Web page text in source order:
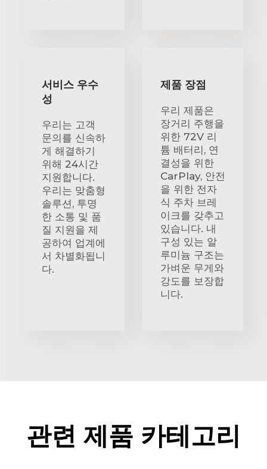
서비스 우수
성
우리는 고객
문의를 신속하
게 해결하기
위해 24시간
지원합니다.
우리는 맞춤형
솔루션, 투명
한 소통 및 품
질 지원을 제
공하여 업계에
서 차별화됩니
다.
제품 장점
우리 제품은
장거리 주행을
위한 72V 리
튬 배터리, 연
결성을 위한
CarPlay, 안전
을 위한 전자
식 주차 브레
이크를 갖추고
있습니다. 내
구성 있는 알
루미늄 구조는
가벼운 무게와
강도를 보장합
니다.
관련 제품 카테고리